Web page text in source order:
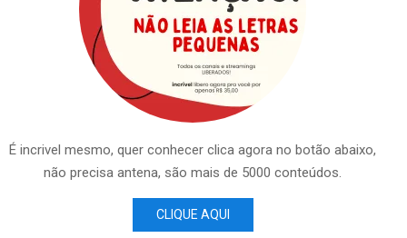
É incrivel mesmo, quer conhecer clica agora no botão abaixo,
não precisa antena, são mais de 5000 conteúdos.
CLIQUE AQUI